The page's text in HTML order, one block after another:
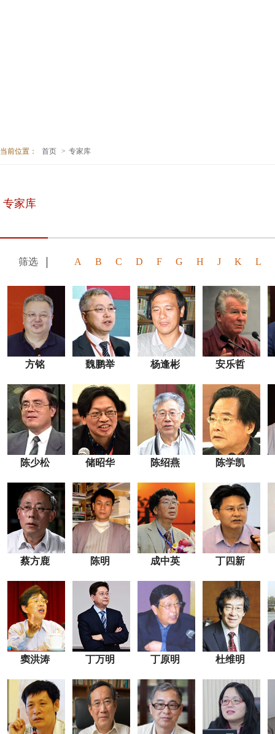
基金募集
梁漱溟研究中心
当前位置： 首页 > 专家库
专家库
筛选 A B C D F G H J K L
方铭 魏鹏举 杨逢彬 安乐哲
陈少松 储昭华 陈绍燕 陈学凯
蔡方鹿 陈明 成中英 丁四新
窦洪涛 丁万明 丁原明 杜维明